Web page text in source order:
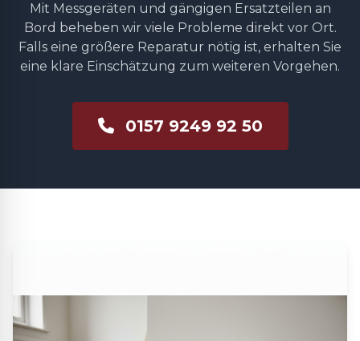
Mit Messgeräten und gängigen Ersatzteilen an
Bord beheben wir viele Probleme direkt vor Ort.
Falls eine größere Reparatur nötig ist, erhalten Sie
eine klare Einschätzung zum weiteren Vorgehen.
0157 9249 92 50